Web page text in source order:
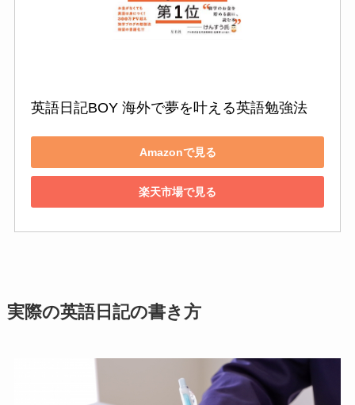
英語日記BOY 海外で夢を叶える英語勉強法
Amazonで見る
楽天市場で見る
実際の英語日記の書き方